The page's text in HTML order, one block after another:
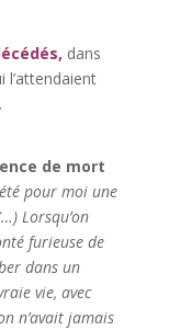
dans
l’attendaient
de mort
pour moi une
Lorsqu’on
furieuse de
dans un
vie, avec
n’avait jamais